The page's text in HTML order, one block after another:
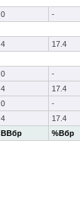
ВВбр %Вбр
0 -
4 17.4
0 -
4 17.4
0 -
4 17.4